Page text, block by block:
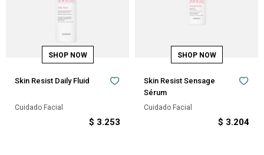
Skin Resist Daily Fluid
Cuidado Facial
$ 3.253
Skin Resist Sensage
Sérum
Cuidado Facial
$ 3.204